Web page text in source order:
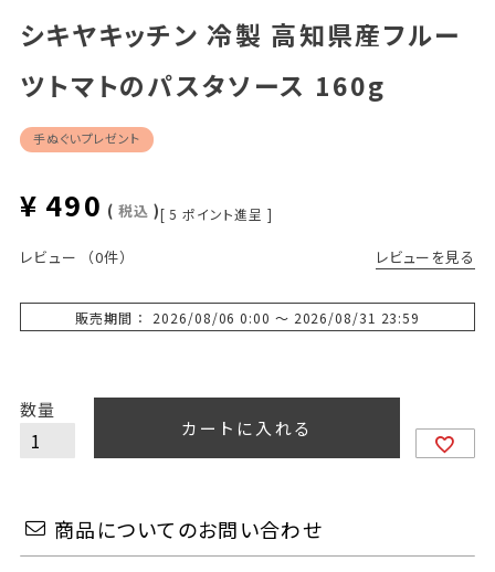
シキヤキッチン 冷製 高知県産フルー
ツトマトのパスタソース 160g
手ぬぐいプレゼント
¥ 490 税込 [ 5 ポイント進呈 ]
レビュー （0件） レビューを見る
販売期間 2026/08/06 0:00 〜 2026/08/31 23:59
カートに入れる
商品についてのお問い合わせ